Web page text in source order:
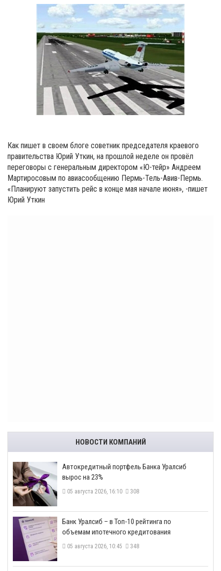
Как пишет в своем блоге советник председателя краевого
правительства Юрий Уткин, на прошлой неделе он провёл
переговоры с генеральным директором «Ю-тейр» Андреем
Мартиросовым по авиасообщению Пермь-Тель-Авив-Пермь.
«Планируют запустить рейс в конце мая начале июня», -пишет
Юрий Уткин
НОВОСТИ КОМПАНИЙ
​Автокредитный портфель Банка Уралсиб
вырос на 23%
05 августа 2026, 16:10 308
​Банк Уралсиб – в Топ-10 рейтинга по
объемам ипотечного кредитования
05 августа 2026, 10:45 348